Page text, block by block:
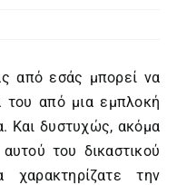
από εσάς μπορεί να
του από μια εμπλοκή
Και δυστυχώς, ακόμα
του δικαστικού
την